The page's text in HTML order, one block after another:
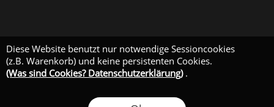
Diese Website benutzt nur notwendige Sessioncookies
(z.B. Warenkorb) und keine persistenten Cookies.
(Was sind Cookies? Datenschutzerklärung).